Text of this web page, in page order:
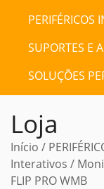
PERIFÉRICOS
SUPORTES E
SOLUÇÕES
Loja
Início /
Interativos /
FLIP PRO WMB